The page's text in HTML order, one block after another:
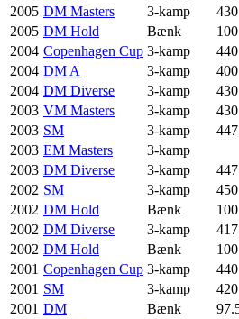
2005 DM Masters 3-kamp 430
2005 DM Hold Bænk 100
2004 Copenhagen Cup 3-kamp 440
2004 DM A 3-kamp 400
2004 DM Diverse 3-kamp 430
2003 VM Masters 3-kamp 430
2003 SM 3-kamp
2003 EM Masters
3-kamp
2003 DM Diverse 3-kamp
2002 SM 3-kamp 450
2002 DM Hold Bænk 100
2002 DM Diverse 3-kamp
2002 DM Hold Bænk 100
2001 Copenhagen Cup 3-kamp 440
2001 SM 3-kamp 420
2001 DM Bænk